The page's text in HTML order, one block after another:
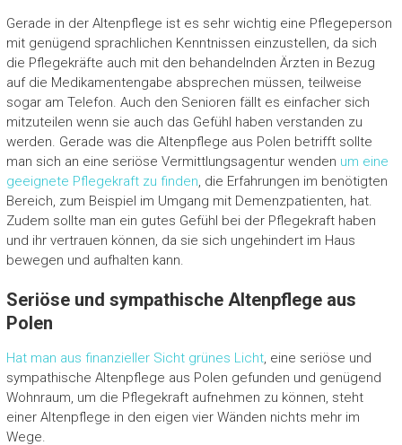
Gerade in der Altenpflege ist es sehr wichtig eine Pflegeperson
mit genügend sprachlichen Kenntnissen einzustellen, da sich
die Pflegekräfte auch mit den behandelnden Ärzten in Bezug
auf die Medikamentengabe absprechen müssen, teilweise
sogar am Telefon. Auch den Senioren fällt es einfacher sich
mitzuteilen wenn sie auch das Gefühl haben verstanden zu
werden. Gerade was die Altenpflege aus Polen betrifft sollte
man sich an eine seriöse Vermittlungsagentur wenden um eine
geeignete Pflegekraft zu finden, die Erfahrungen im benötigten
Bereich, zum Beispiel im Umgang mit Demenzpatienten, hat.
Zudem sollte man ein gutes Gefühl bei der Pflegekraft haben
und ihr vertrauen können, da sie sich ungehindert im Haus
bewegen und aufhalten kann.
Seriöse und sympathische Altenpflege aus
Polen
Hat man aus finanzieller Sicht grünes Licht, eine seriöse und
sympathische Altenpflege aus Polen gefunden und genügend
Wohnraum, um die Pflegekraft aufnehmen zu können, steht
einer Altenpflege in den eigen vier Wänden nichts mehr im
Wege.